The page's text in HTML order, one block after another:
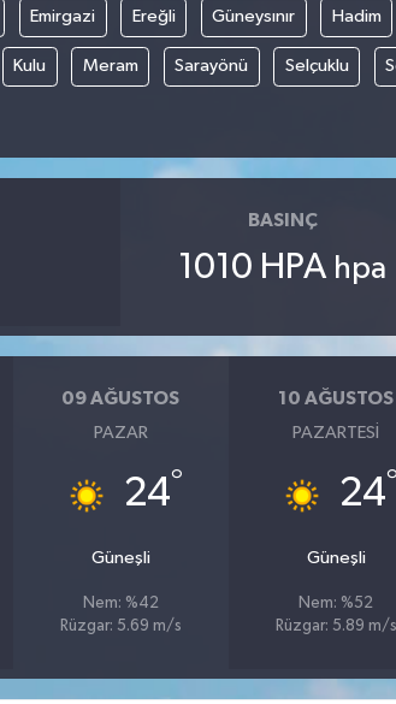
Emirgazi Ereğli Güneysınır Hadim
Kulu Meram Sarayönü Selçuklu
BASINÇ
1010 HPA hpa
09 AĞUSTOS
PAZAR
24°
Güneşli
Nem: %42
Rüzgar: 5.69 m/s
10 AĞUSTOS
PAZARTESI
24°
Güneşli
Nem: %52
Rüzgar: 5.89 m/s